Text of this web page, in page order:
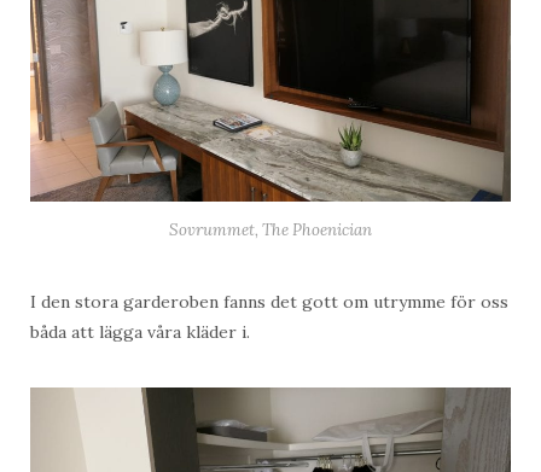
Sovrummet, The Phoenician
I den stora garderoben fanns det gott om utrymme för oss
båda att lägga våra kläder i.